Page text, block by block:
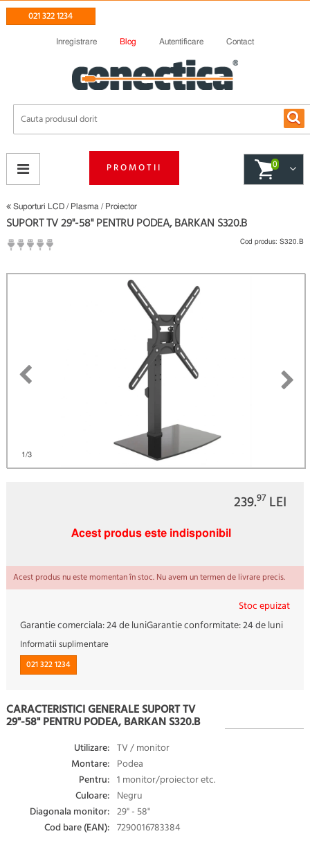
021 322 1234
Inregistrare Blog Autentificare Contact
PROMOTII 0
Suporturi LCD / Plasma / Proiector
1/3
SUPORT TV 29"-58" PENTRU PODEA, BARKAN S320.B
Fii primul care scrie un review
Cod produs: S320.B
239.97 LEI
Acest produs este indisponibil
Acest produs nu este momentan în stoc. Nu avem un termen de livrare precis.
Stoc epuizat
Garantie comerciala:24 de luniGarantie conformitate:24 de luni
Informatii suplimentare
021 322 1234
CARACTERISTICI GENERALE SUPORT TV
29"-58" PENTRU PODEA, BARKAN S320.B
Utilizare: TV / monitor
Montare: Podea
Pentru: 1 monitor/proiector etc.
Culoare: Negru
Diagonala monitor: 29" - 58"
Cod bare (EAN): 7290016783384